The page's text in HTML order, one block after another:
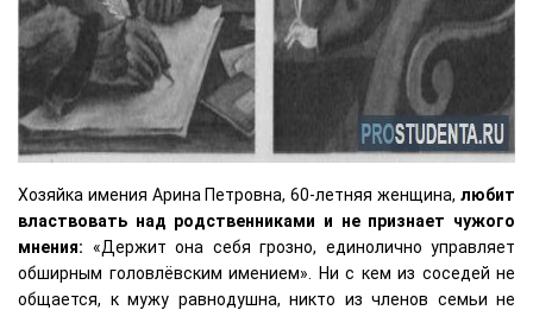
Хозяйка имения Арина Петровна, 60-летняя женщина, любит
властвовать над родственниками и не признает чужого
мнения: «Держит она себя грозно, единолично управляет
обширным головлёвским имением». Ни с кем из соседей не
общается, к мужу равнодушна, никто из членов семьи не